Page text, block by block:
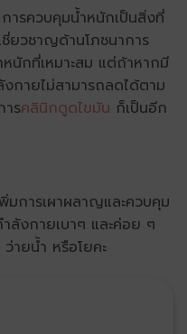
ารควบคุมน้ำหนักเป็นสิ่งที่
ยวชาญด้านโภชนาการ
นักที่เหมาะสม แต่ถ้าหากมี
กายไม่สามารถลดได้ตาม
ารคลินิกดูดไขมัน ก็เป็นอีก
มการเผาผลาญและควบคุม
ลังกายเบาๆ และค่อย ๆ
ายน้ำ หรือโยคะ